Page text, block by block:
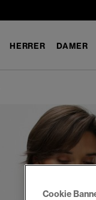
HERRER DAMER
Cookie